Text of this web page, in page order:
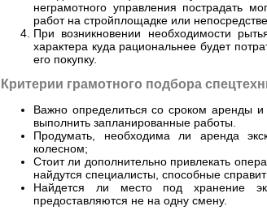
неграмотного управления пострадать
работ на стройплощадке или
При возникновении необходимости
характера куда рациональнее будет
его покупку.
Критерии грамотного подбора
Важно определиться со сроком аренды
выполнить запланированные работы.
Продумать, необходима ли аренда
колесном;
Стоит ли дополнительно привлекать
найдутся специалисты, способные
Найдется ли место под хранение
предоставляются не на одну смену.